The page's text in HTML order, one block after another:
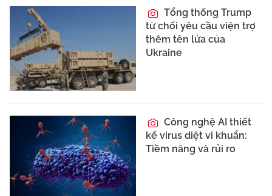
Tổng thống Trump
từ chối yêu cầu viện trợ
thêm tên lửa của
Ukraine
Công nghệ AI thiết
kế virus diệt vi khuẩn:
Tiềm năng và rủi ro